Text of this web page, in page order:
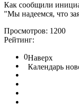
Как сообщили
"Мы надеемся, что
Просмотров: 1200
Рейтинг:
0Наверх
Календарь